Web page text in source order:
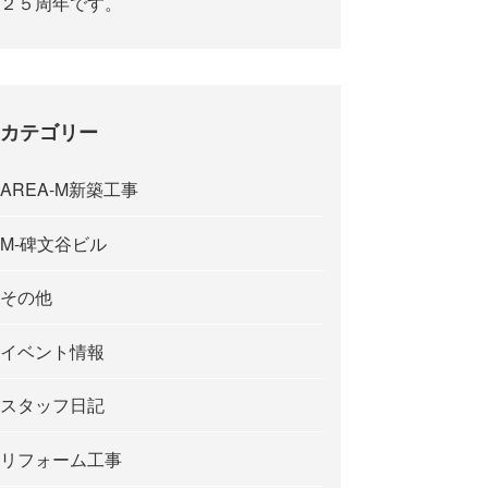
カテゴリー
AREA-M新築工事
M-碑文谷ビル
その他
イベント情報
スタッフ日記
リフォーム工事